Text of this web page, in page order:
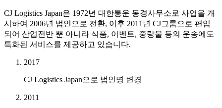
CJ Logistics Japan은 1972년 대한통운 동경사무소로 사업을 개
시하여 2006년 법인으로 전환, 이후 2011년 CJ그룹으로 편입
되어 산업전반 뿐 아니라 식품, 이벤트, 중량물 등의 운송에도
특화된 서비스를 제공하고 있습니다.
2017
CJ Logistics Japan으로 법인명 변경
2011